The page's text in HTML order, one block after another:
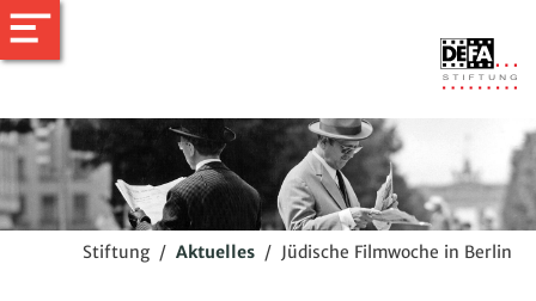
Stiftung / Aktuelles / Jüdische Filmwoche in Berlin